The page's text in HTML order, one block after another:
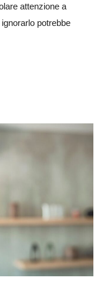
attenzione a
potrebbe